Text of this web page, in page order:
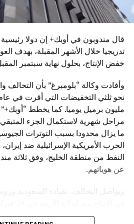
قال مندوبون في أوبك+ إن دولا رئيسية
تدريجيا خلال الأشهر المقبلة، بهدف
خفض الإنتاج، بحلول نهاية سبتمبر
وأفادت وكالة “بلومبرغ” بأن التحالف
مليون برميل يوميا. كما يخطط “أوبك+”
مراحل شهرية لاستكمال الجزء
ما يزال محدودا بسبب التوترات
الحرب الأمريكية الإسرائيلية ضد
النفط من منطقة الخليج، وفق ثلاثة
عن هوياتهم.
ويواصل التحالف، بقيادة السعودية
تشير تقديرات إلى أن السوق العالمية